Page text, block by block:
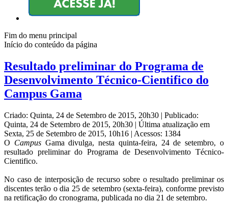
Fim do menu principal
Início do conteúdo da página
Resultado preliminar do Programa de
Desenvolvimento Técnico-Cientifico do
Campus Gama
Criado: Quinta, 24 de Setembro de 2015, 20h30 | Publicado:
Quinta, 24 de Setembro de 2015, 20h30 | Última atualização em
Sexta, 25 de Setembro de 2015, 10h16 | Acessos: 1384
O Campus Gama divulga, nesta quinta-feira, 24 de setembro, o
resultado preliminar do Programa de Desenvolvimento Técnico-
Cientifico.
No caso de interposição de recurso sobre o resultado preliminar os
discentes terão o dia 25 de setembro (sexta-feira), conforme previsto
na retificação do cronograma, publicada no dia 21 de setembro.